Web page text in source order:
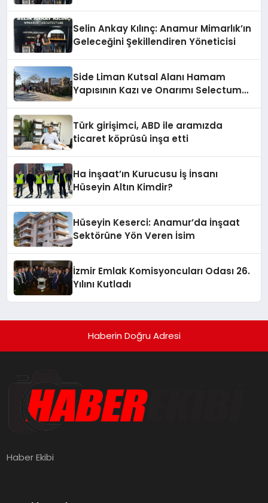
Selin Ankay Kılınç: Anamur Mimarlık’ın
Geleceğini Şekillendiren Yöneticisi
Side Liman Kutsal Alanı Hamam
Yapısının Kazı ve Onarımı Selectum
Türk girişimci, ABD ile aramızda
ticaret köprüsü inşa etti
Ha İnşaat’ın Kurucusu İş İnsanı
Hüseyin Altın Kimdir?
Hüseyin Keserci: Anamur’da İnşaat
Sektörüne Yön Veren İsim
İzmir Emlak Komisyoncuları Odası 26.
Yılını Kutladı
Haberin Doğru Adresi
Haber Ekibi